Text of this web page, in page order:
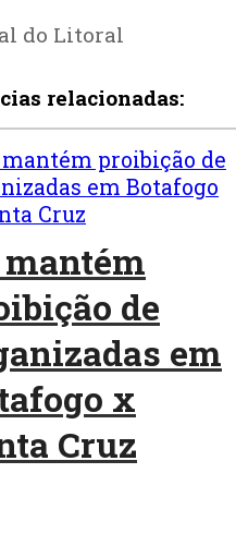
do Litoral
relacionadas:
de
em
x
Cruz